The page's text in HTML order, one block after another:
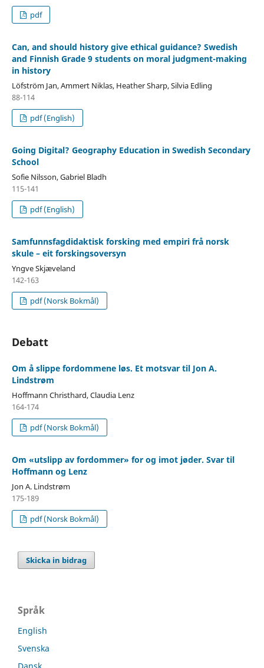
pdf
Can, and should history give ethical guidance? Swedish
and Finnish Grade 9 students on moral judgment-making
in history
Löfström Jan, Ammert Niklas, Heather Sharp, Silvia Edling
88-114
pdf (English)
Going Digital? Geography Education in Swedish Secondary
School
Sofie Nilsson, Gabriel Bladh
115-141
pdf (English)
Samfunnsfagdidaktisk forsking med empiri frå norsk
skule – eit forskingsoversyn
Yngve Skjæveland
142-163
pdf (Norsk Bokmål)
Debatt
Om å slippe fordommene løs. Et motsvar til Jon A.
Lindstrøm
Hoffmann Christhard, Claudia Lenz
164-174
pdf (Norsk Bokmål)
Om «utslipp av fordommer» for og imot jøder. Svar til
Hoffmann og Lenz
Jon A. Lindstrøm
175-189
pdf (Norsk Bokmål)
Skicka in bidrag
Språk
English
Svenska
Dansk